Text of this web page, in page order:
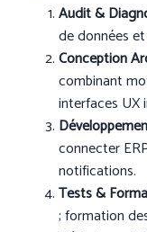
Audit &
de données
Conception
combinant
interfaces UX
connecter
notifications.
Tests &
; formation